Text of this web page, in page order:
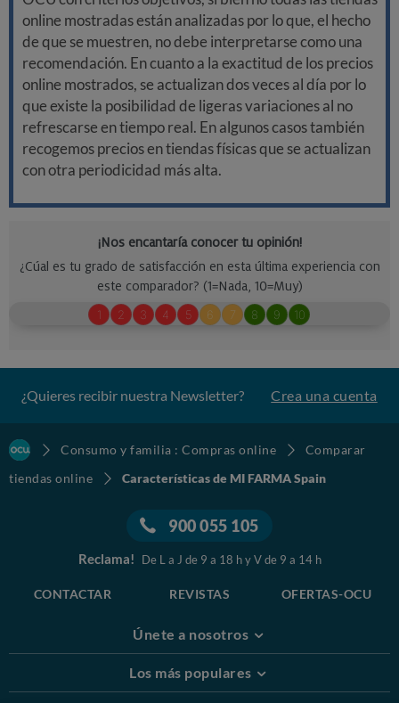
online mostradas están analizadas por lo que, el hecho
de que se muestren, no debe interpretarse como una
recomendación. En cuanto a la exactitud de los precios
online mostrados, se actualizan dos veces al día por lo
que existe la posibilidad de ligeras variaciones al no
refrescarse en tiempo real. En algunos casos también
recogemos precios en tiendas físicas que se actualizan
con otra periodicidad más alta.
¿Quieres recibir nuestra Newsletter? Crea una cuenta
Consumo y familia : Compras online
Comparar
tiendas online
Características de MI FARMA Spain
900 055 105
Reclama! De L a J de 9 a 18 h y V de 9 a 14 h
CONTACTAR REVISTAS OFERTAS-OCU
Únete a nosotros
Los más populares